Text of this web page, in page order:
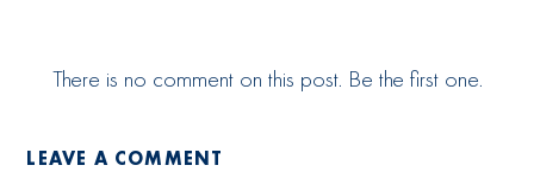
There is no comment on this post. Be the first one.
LEAVE A COMMENT